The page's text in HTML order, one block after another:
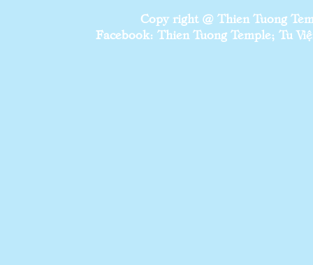
Copy right @ Thien Tuong
Facebook: Thien Tuong Temple; Tu